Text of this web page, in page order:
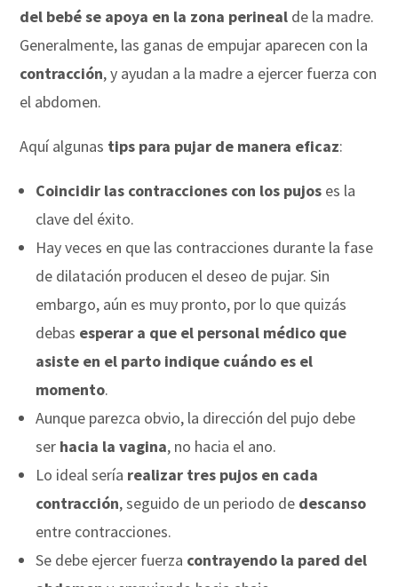
del bebé se apoya en la zona perineal de la madre.
Generalmente, las ganas de empujar aparecen con la
contracción, y ayudan a la madre a ejercer fuerza con
el abdomen.
Aquí algunas tips para pujar de manera eficaz:
Coincidir las contracciones con los pujos es la
clave del éxito.
Hay veces en que las contracciones durante la fase
de dilatación producen el deseo de pujar. Sin
embargo, aún es muy pronto, por lo que quizás
debas esperar a que el personal médico que
asiste en el parto indique cuándo es el
momento.
Aunque parezca obvio, la dirección del pujo debe
ser hacia la vagina, no hacia el ano.
Lo ideal sería realizar tres pujos en cada
contracción, seguido de un periodo de descanso
entre contracciones.
Se debe ejercer fuerza contrayendo la pared del